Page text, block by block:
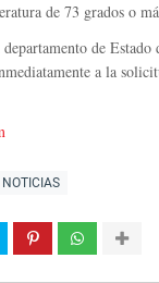
de 73 grados o
de
a la
NOTICIAS